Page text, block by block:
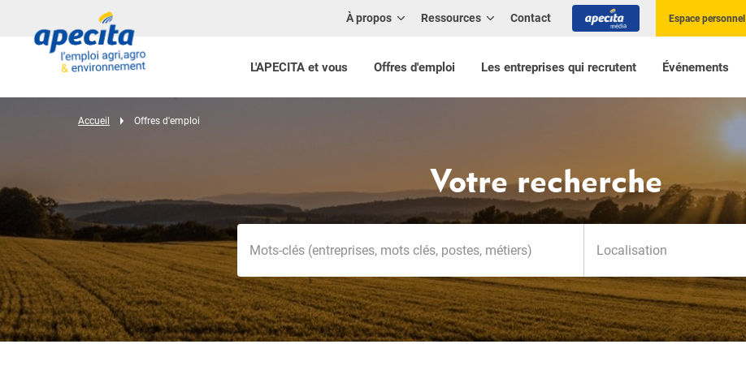
L'APECITA et vous Offres d'emploi Les entreprises qui recrutent Événements
À propos Ressources Contact Espace personnel
Accueil Offres d'emploi
Votre recherche